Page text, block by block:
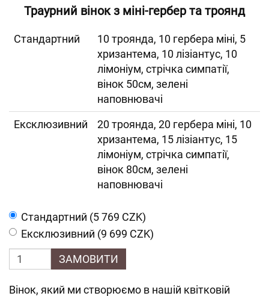
Траурний вінок з міні-гербер та троянд
Cтандартний
10 троянда, 10 гербера міні, 5
хризантема, 10 лізіантус, 10
лімоніум, стрічка симпатії,
вінок 50см, зелені
наповнювачі
Ексклюзивний
20 троянда, 20 гербера міні, 10
хризантема, 15 лізіантус, 15
лімоніум, стрічка симпатії,
вінок 80см, зелені
наповнювачі
Cтандартний (5 769 CZK)
Ексклюзивний (9 699 CZK)
ЗАМОВИТИ
Вінок, який ми створюємо в нашій квітковій